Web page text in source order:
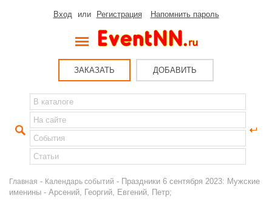
Вход или Регистрация Напомнить пароль
ЗАКАЗАТЬ ДОБАВИТЬ
Главная - Календарь событий - Праздники 6 сентября 2023: Мужские
именины - Арсений, Георгий, Евгений, Петр;